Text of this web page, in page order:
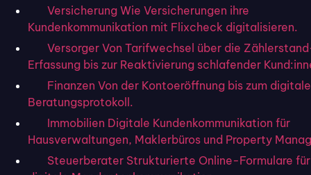
Versicherung Wie Versicherungen ihre
Kundenkommunikation mit Flixcheck digitalisieren.
Versorger Von Tarifwechsel über die
Erfassung bis zur Reaktivierung schlafender
Finanzen Von der Kontoeröffnung bis zum
Beratungsprotokoll.
Immobilien Digitale Kundenkommunikation für
Hausverwaltungen, Maklerbüros und Property
Steuerberater Strukturierte Online-Formulare
Flixcheck bieteteine Plattform, die es Ihnen
ermöglicht, die Fortgeschrittene
Elektronische Signatur einfach in Ihren
Geschäftsalltag zu integrieren. Mit
Flixcheck können Sie nicht nur Ihre
Dokumente sicher digitalisieren, sondern
auch Ihre Kommunikation und
Vertragsmanagementprozesse optimieren.
Testen Sie Flixcheck jetzt 30 Tage kostenlos